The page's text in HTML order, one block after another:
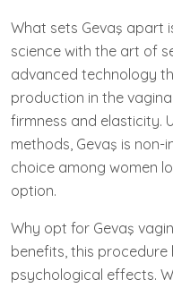
What sets Gevaş apart
science with the art of
advanced technology
production in the
firmness and elasticity.
methods, Gevaş is
choice among women
option.
Why opt for Gevaş
benefits, this
psychological effects.